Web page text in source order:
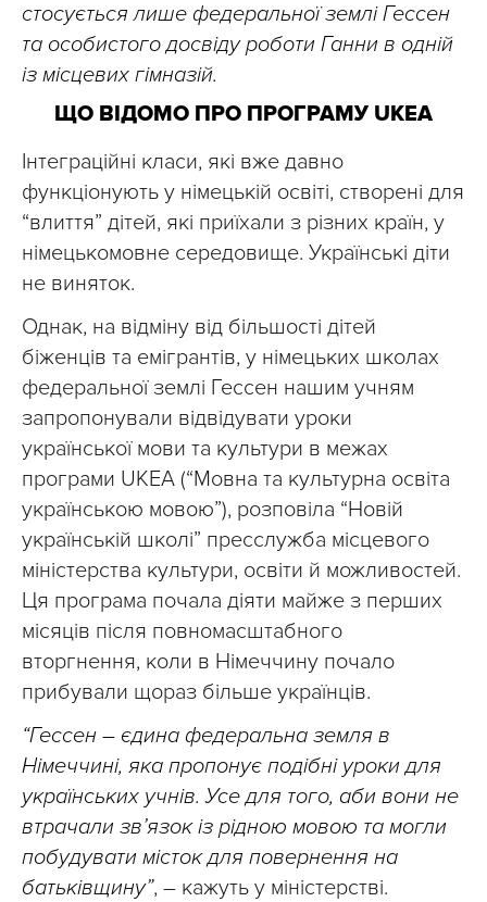
стосується лише федеральної землі Гессен
та особистого досвіду роботи Ганни в одній
із місцевих гімназій.
ЩО ВІДОМО ПРО ПРОГРАМУ UKEA
Інтеграційні класи, які вже давно
функціонують у німецькій освіті, створені для
“влиття” дітей, які приїхали з різних країн, у
німецькомовне середовище. Українські діти
не виняток.
Однак, на відміну від більшості дітей
біженців та емігрантів, у німецьких школах
федеральної землі Гессен нашим учням
запропонували відвідувати уроки
української мови та культури в межах
програми UKEА (“Мовна та культурна освіта
українською мовою”), розповіла “Новій
українській школі” пресслужба місцевого
міністерства культури, освіти й можливостей.
Ця програма почала діяти майже з перших
місяців після повномасштабного
вторгнення, коли в Німеччину почало
прибували щораз більше українців.
“Гессен – єдина федеральна земля в
Німеччині, яка пропонує подібні уроки для
українських учнів. Усе для того, аби вони не
втрачали зв’язок із рідною мовою та могли
побудувати місток для повернення на
батьківщину”, – кажуть у міністерстві.